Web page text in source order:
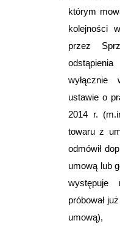
którym
kolejności
przez
ustawie o
2014 r.
towaru z
odmówił
umową lub
występuje
próbował
umową),